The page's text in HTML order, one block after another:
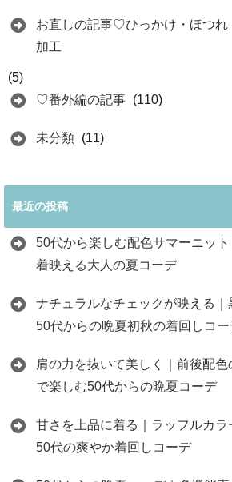
お直しの記事♡ひっかけ・ほつれ
加工
(5)
♡番外編の記事 (110)
未分類 (11)
最近の投稿
50代から楽しむ配色サマーニット
着映える大人の夏コーデ
ナチュラルなチェックが映える
50代からの晩夏初秋の着回しコー
肩の力を抜いて美しく｜前後配
で楽しむ50代からの晩夏コーデ
甘さを上品に着る｜ラッフルカ
50代の爽やか着回しコーデ